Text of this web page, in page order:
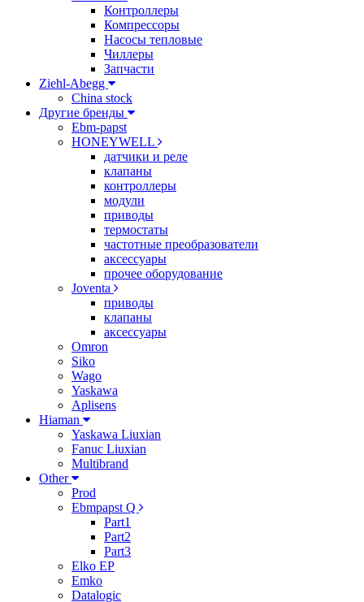
Контроллеры
Компрессоры
Насосы тепловые
Чиллеры
Запчасти
Ziehl-Abegg
China stock
Другие бренды
Ebm-papst
HONEYWELL
датчики и реле
клапаны
контроллеры
модули
приводы
термостаты
частотные преобразователи
аксессуары
прочее оборудование
Joventa
приводы
клапаны
аксессуары
Omron
Siko
Wago
Yaskawa
Aplisens
Hiaman
Yaskawa Liuxian
Fanuc Liuxian
Multibrand
Other
Prod
Ebmpapst Q
Part1
Part2
Part3
Elko EP
Emko
Datalogic